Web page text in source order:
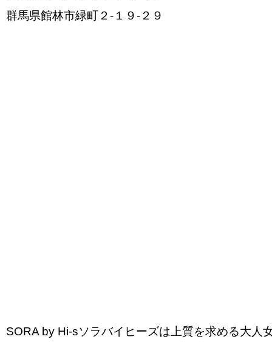
群馬県館林市緑町２-１９-２９
SORA by Hi-sソラバイヒーズは上質を求める大人